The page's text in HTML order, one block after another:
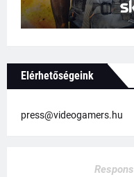
Elérhetőségeink
press@videogamers.hu